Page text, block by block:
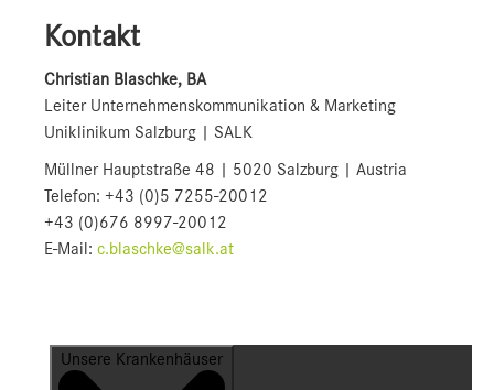
Kontakt
Christian Blaschke, BA
Leiter Unternehmenskommunikation & Marketing
Uniklinikum Salzburg | SALK
Müllner Hauptstraße 48 | 5020 Salzburg | Austria
Telefon: +43 (0)5 7255-20012
+43 (0)676 8997-20012
E-Mail: c.blaschke@salk.at
Unsere Krankenhäuser